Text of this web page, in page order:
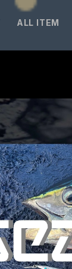
ALL ITEM